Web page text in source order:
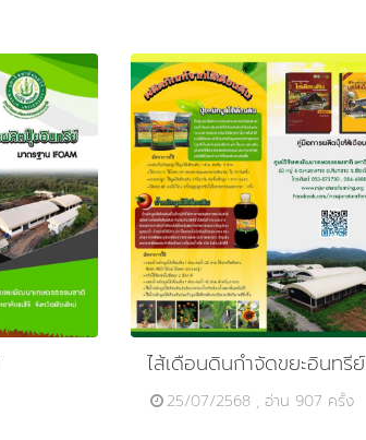
ไส้เดือนดินกำจัดขยะอินทรีย์
25/07/2568 , อ่าน 907 ครั้ง